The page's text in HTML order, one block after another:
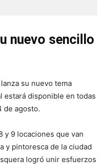
nuevo sencillo
su nuevo tema
estará disponible en todas
de agosto.
y 9 locaciones que van
y pintoresca de la ciudad
logró unir esfuerzos